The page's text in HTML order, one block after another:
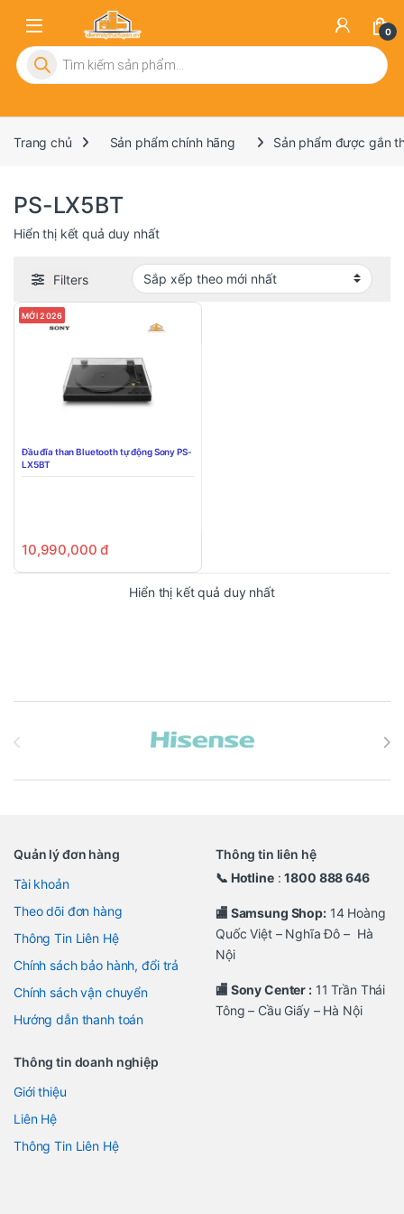
0
Tìm kiếm sản phẩm
Trang chủ Sản phẩm chính hãng Sản phẩm được gắn
PS-LX5BT
Hiển thị kết quả duy nhất
Filters
MỚI 2026
Đầu đĩa than Bluetooth tự động Sony PS-
LX5BT
10,990,000đ
Hiển thị kết quả duy nhất
Quản lý đơn hàng
Tài khoản
Theo dõi đơn hàng
Thông Tin Liên Hệ
Chính sách bảo hành, đổi trả
Chính sách vận chuyển
Hướng dẫn thanh toán
Thông tin liên hệ
📞 Hotline:1800 888 646
🏬 Samsung Shop:14 Hoàng
Quốc Việt – Nghĩa Đô – Hà
Nội
🏬 Sony Center :11 Trần Thái
Tông – Cầu Giấy – Hà Nội
Thông tin doanh nghiệp
Giới thiệu
Liên Hệ
Thông Tin Liên Hệ